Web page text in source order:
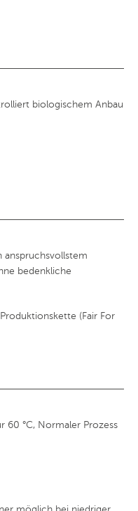
biologischem Anbau
anspruchsvollstem
bedenkliche
(Fair For
60 °C, Normaler Prozess